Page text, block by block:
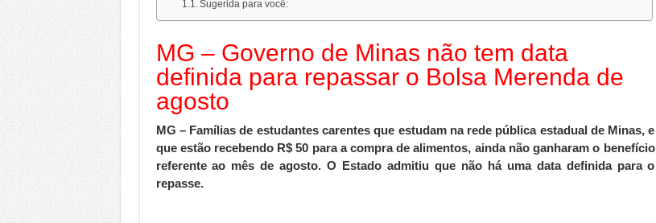
Sugerida para você:
MG – Governo de Minas não tem data
definida para repassar o Bolsa Merenda de
agosto
MG – Famílias de estudantes carentes que estudam na rede pública estadual de Minas, e
que estão recebendo R$ 50 para a compra de alimentos, ainda não ganharam o benefício
referente ao mês de agosto. O Estado admitiu que não há uma data definida para o
repasse.